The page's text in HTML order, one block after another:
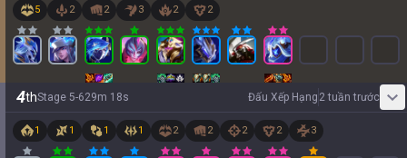
5 2 2 3 2 2
4thStage 5-629m 18s Đấu Xếp Hạng 2 tuần trước
1 1 1 1 2 2 2 2 3